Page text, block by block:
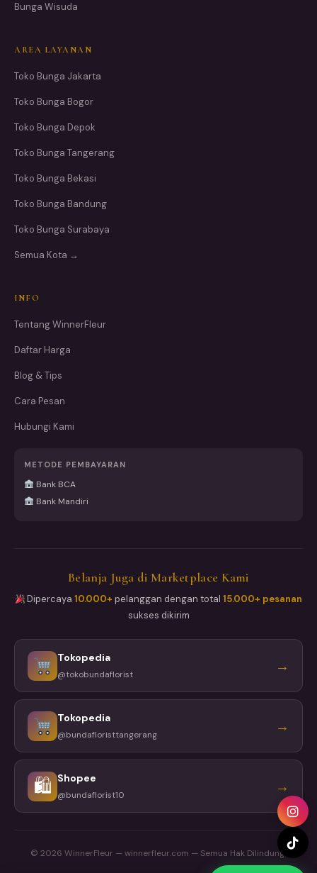
Bunga Wisuda
AREA LAYANAN
Toko Bunga Jakarta
Toko Bunga Bogor
Toko Bunga Depok
Toko Bunga Tangerang
Toko Bunga Bekasi
Toko Bunga Bandung
Toko Bunga Surabaya
Semua Kota →
INFO
Tentang WinnerFleur
Daftar Harga
Blog & Tips
Cara Pesan
Hubungi Kami
METODE PEMBAYARAN
Bank BCA
Bank Mandiri
Belanja Juga di Marketplace Kami
Dipercaya10.000+ pelanggan dengan total15.000+ pesanan
sukses dikirim
Tokopedia
@tokobundaflorist →
Tokopedia
@bundafloristtangerang →
🛍 Shopee
@bundaflorist10 →
© 2026 WinnerFleur — winnerfleur.com — Semua Hak Dilindungi